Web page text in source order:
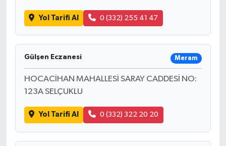
Yol Tarifi Al 0 (332) 255 41 47
Gülşen Eczanesi Meram
HOCACİHAN MAHALLESİ SARAY CADDESİ NO:
123A SELÇUKLU
Yol Tarifi Al 0 (332) 322 20 20